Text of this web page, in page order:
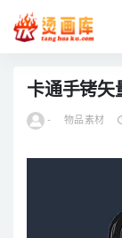
卡通手铐矢
- 物品素材